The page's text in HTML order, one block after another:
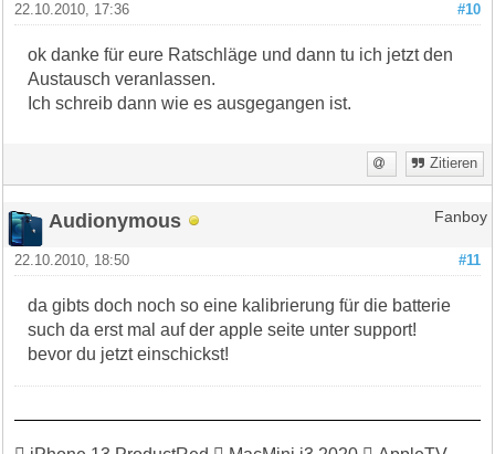
#10
22.10.2010, 17:36
ok danke für eure Ratschläge und dann tu ich jetzt den
Austausch veranlassen.
Ich schreib dann wie es ausgegangen ist.
Zitieren
Audionymous Fanboy
#11
22.10.2010, 18:50
da gibts doch noch so eine kalibrierung für die batterie
such da erst mal auf der apple seite unter support!
bevor du jetzt einschickst!